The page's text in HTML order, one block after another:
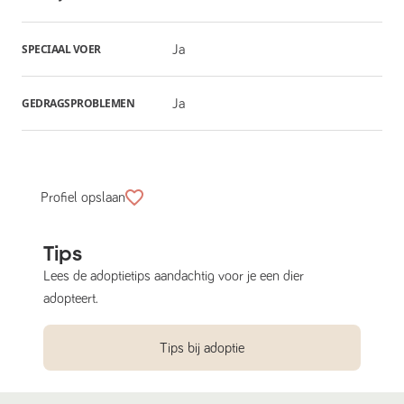
SPECIAAL VOER Ja
GEDRAGSPROBLEMEN Ja
Profiel opslaan
Tips
Lees de adoptietips aandachtig voor je een dier
adopteert.
Tips bij adoptie